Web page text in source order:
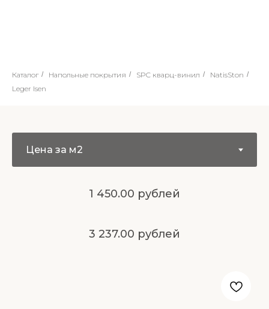
Каталог / Напольные покрытия / SPC кварц-винил / NatisSton /
Leger Isen
1 450.00 рублей
3 237.00 рублей